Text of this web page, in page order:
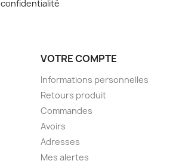
confidentialité
VOTRE COMPTE
Informations personnelles
Retours produit
Commandes
Avoirs
Adresses
Mes alertes